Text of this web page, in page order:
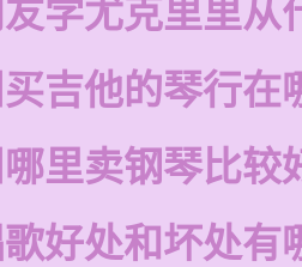
学尤克里里从
吉他的琴行在
里卖钢琴比较
好处和坏处有